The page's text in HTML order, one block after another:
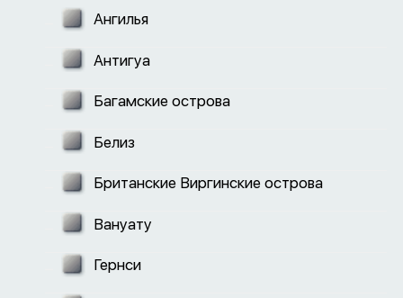
Ангилья
Антигуа
Багамские острова
Белиз
Британские Виргинские острова
Вануату
Гернси